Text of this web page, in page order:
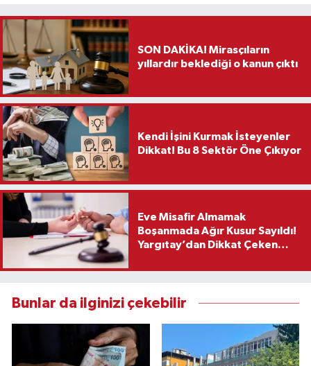
SON DAKİKA! Mirasçıların
yıllardır beklediği o kanun çıktı
Kendi İşini Kurmak İsteyenler
Dikkat! Bu 8 Sektör Öne Çıkıyor
Eve Misafir Almamak
Boşanmada Ağır Kusur Sayıldı!
Yargıtay’dan Dikkat Çeken
Bunlar da ilginizi çekebilir